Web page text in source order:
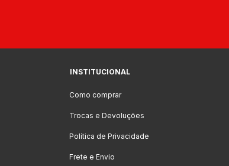
INSTITUCIONAL
Como comprar
Trocas e Devoluções
Política de Privacidade
Frete e Envio